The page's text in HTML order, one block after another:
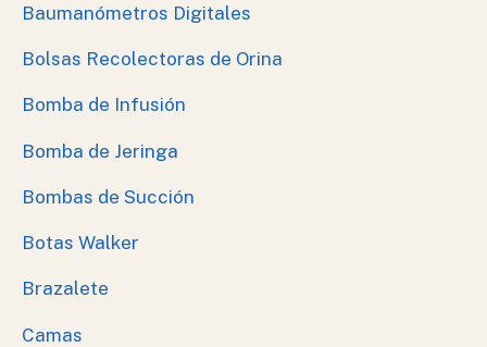
Baumanómetros Digitales
Bolsas Recolectoras de Orina
Bomba de Infusión
Bomba de Jeringa
Bombas de Succión
Botas Walker
Brazalete
Camas